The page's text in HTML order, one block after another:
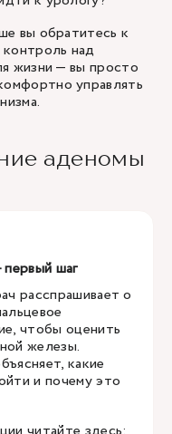
вы обратитесь к
над
жизни — вы просто
управлять
аденомы
шаг
расспрашивает о
чтобы оценить
железы.
какие
и почему это